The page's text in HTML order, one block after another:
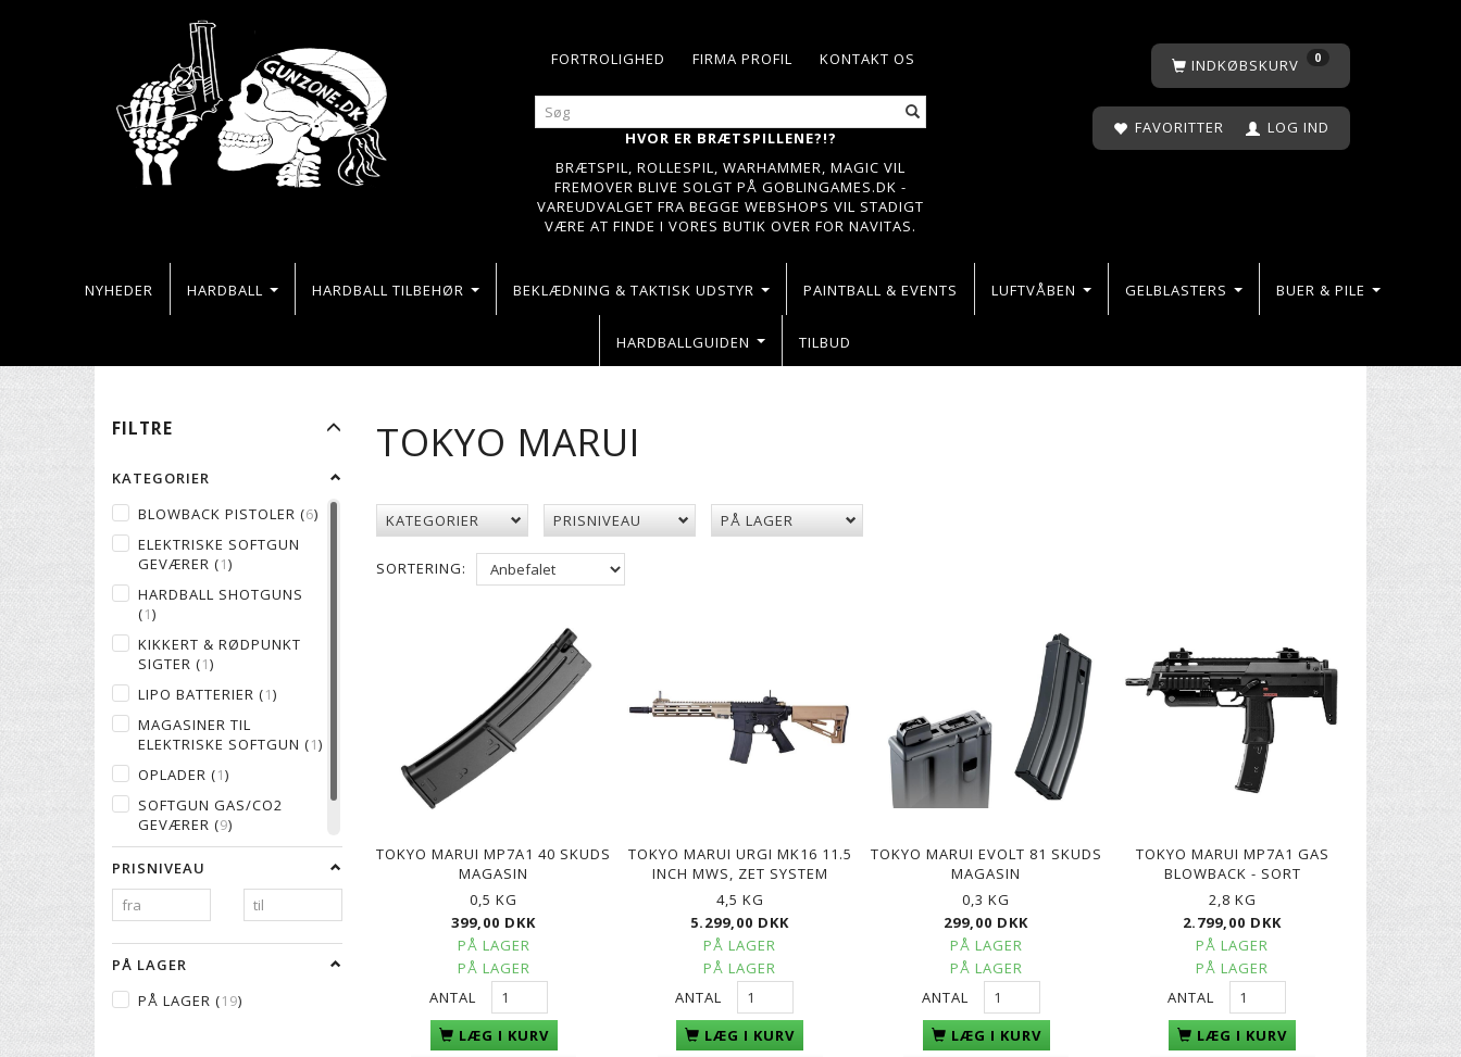
KONTAKT OS
FIRMA PROFIL
FORTROLIGHED
HVOR ER BRÆTSPILLENE?!?
BRÆTSPIL, ROLLESPIL, WARHAMMER, MAGIC VIL
FREMOVER BLIVE SOLGT PÅ GOBLINGAMES.DK -
VAREUDVALGET FRA BEGGE WEBSHOPS VIL STADIGT
VÆRE AT FINDE I VORES BUTIK OVER FOR NAVITAS.
INDKØBSKURV 0
FAVORITTER LOG IND
NYHEDER HARDBALL HARDBALL TILBEHØR BEKLÆDNING & TAKTISK UDSTYR PAINTBALL & EVENTS LUFTVÅBEN GELBLASTERS BUER & PILE
HARDBALLGUIDEN TILBUD
FILTRE
SKIFTE
FILTER
KATEGORIER
BLOWBACK PISTOLER (6)
ELEKTRISKE SOFTGUN
GEVÆRER (1)
HARDBALL SHOTGUNS
(1)
KIKKERT & RØDPUNKT
SIGTER (1)
LIPO BATTERIER (1)
MAGASINER TIL
ELEKTRISKE SOFTGUN (1)
OPLADER (1)
SOFTGUN GAS/CO2
GEVÆRER (9)
PRISNIVEAU
PÅ LAGER
PÅ LAGER (19)
TOKYO MARUI
KATEGORIER PRISNIVEAU PÅ LAGER
SORTERING:
TOKYO MARUI MP7A1 40 SKUDS
MAGASIN
0,5 KG
399,00 DKK
PÅ LAGER
PÅ LAGER
ANTAL
LÆG I KURV
TOKYO MARUI URGI MK16 11.5
INCH MWS, ZET SYSTEM
4,5 KG
5.299,00 DKK
PÅ LAGER
PÅ LAGER
ANTAL
LÆG I KURV
TOKYO MARUI EVOLT 81 SKUDS
MAGASIN
0,3 KG
299,00 DKK
PÅ LAGER
PÅ LAGER
ANTAL
LÆG I KURV
TOKYO MARUI MP7A1 GAS
BLOWBACK - SORT
2,8 KG
2.799,00 DKK
PÅ LAGER
PÅ LAGER
ANTAL
LÆG I KURV